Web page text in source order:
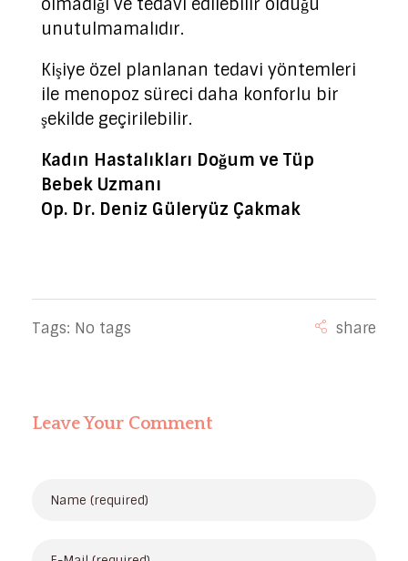
unutulmamalıdır.
Kişiye özel planlanan tedavi yöntemleri
ile menopoz süreci daha konforlu bir
şekilde geçirilebilir.
Kadın Hastalıkları Doğum ve Tüp
Bebek Uzmanı
Op. Dr. Deniz Güleryüz Çakmak
Tags: No tags
Leave Your Comment